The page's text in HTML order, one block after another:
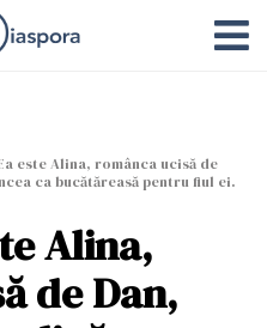
este Alina, românca ucisă de
ca bucătăreasă pentru fiul ei.
Alina,
de Dan,